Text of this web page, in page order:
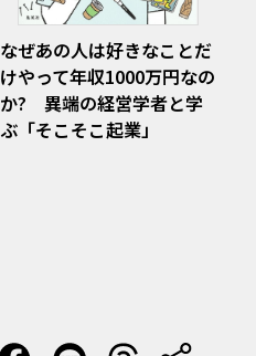
なぜあの人は好きなことだ
けやって年収1000万円なの
か? 異端の経営学者と学
ぶ「そこそこ起業」